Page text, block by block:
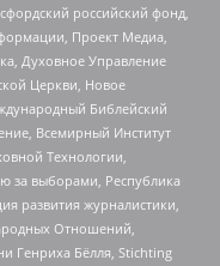
российский фонд,
Проект Медиа,
Духовное Управление
Церкви, Новое
Библейский
Всемирный Институт
Технологии,
за выборами, Республика
развития журналистики,
Отношений,
Бёлля, Stichting